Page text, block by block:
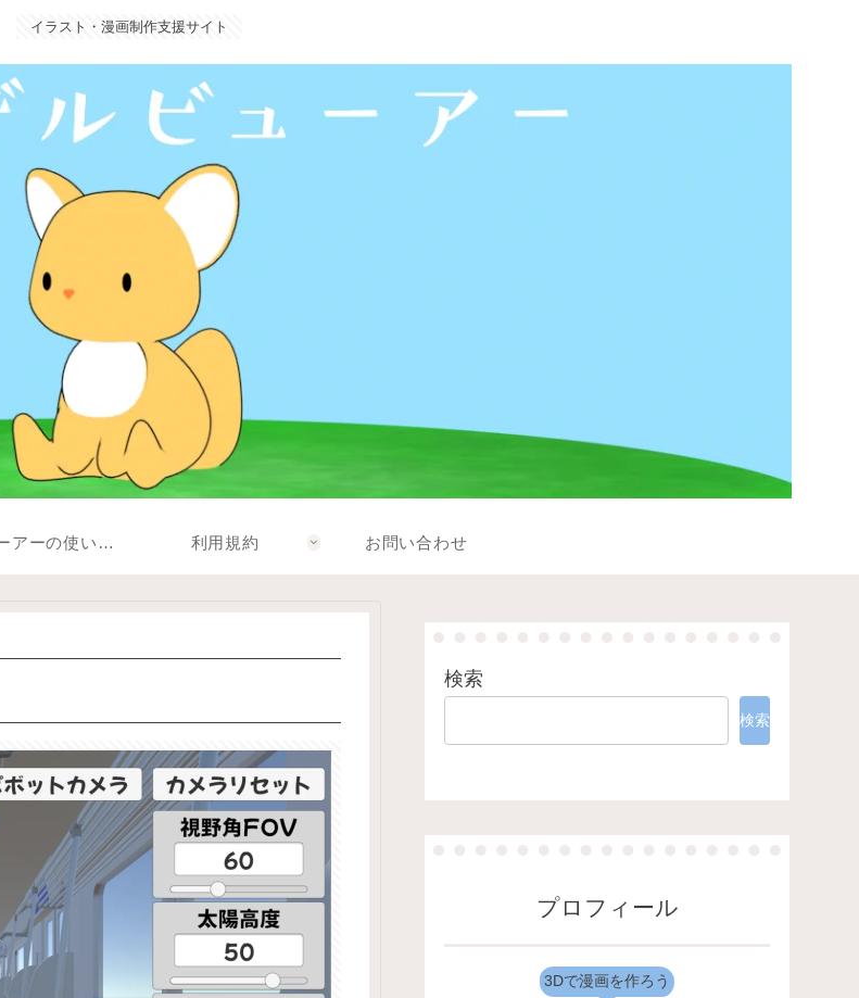
イラスト・漫画制作支援サイト
3Dビューアーの使い方(高機能版) 利用規約 お問い合わせ
検索
検索
プロフィール
3Dで漫画を作ろう